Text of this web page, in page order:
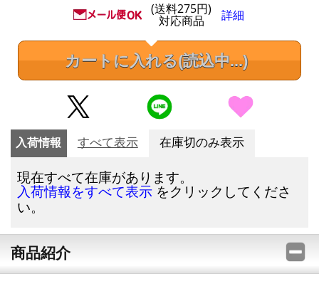
(送料275円)
対応商品 詳細
カートに入れる(読込中...)
入荷情報 すべて表示 在庫切のみ表示
現在すべて在庫があります。
入荷情報をすべて表示 をクリックしてくださ
い。
商品紹介